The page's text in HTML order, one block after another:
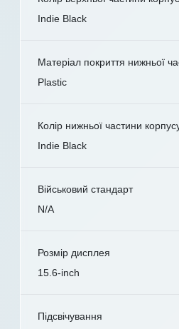
Indie Black
Матеріал покриття нижньої
Plastic
Колір нижньої частини
Indie Black
Військовий стандарт
N/A
Розмір дисплея
15.6-inch
Підсвічування